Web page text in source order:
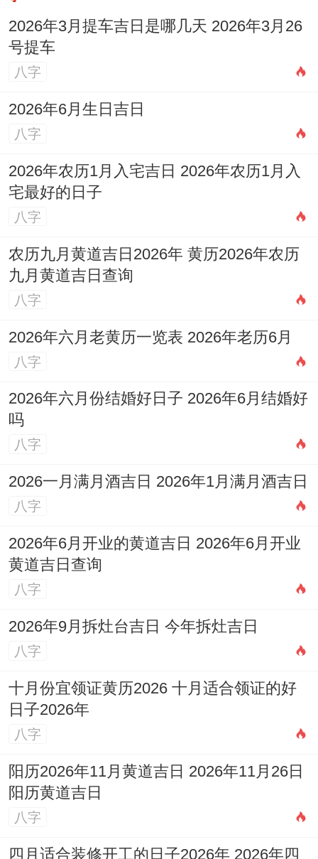
3.禁忌生肖相冲者主祭
生肖对冲：若当日冲煞生肖为虎，属猴者应
化解方式：可委托家人代祭~或佩戴本命护
身符后再行参与。
透过精准择日跟严谨仪轨、信徒可借天地之
力强化祈愿效能.
建议提前三日斋戒净心、祭拜时默想土地公
慈祥法相 - 方能达到「心诚则灵」的最高境
界...
2026年3月提车吉日是哪几天 2026年3月26
号提车
八字
2026年6月生日吉日
八字
2026年农历1月入宅吉日 2026年农历1月入
宅最好的日子
八字
农历九月黄道吉日2026年 黄历2026年农历
九月黄道吉日查询
八字
2026年六月老黄历一览表 2026年老历6月
八字
2026年六月份结婚好日子 2026年6月结婚好
吗
八字
2026一月满月酒吉日 2026年1月满月酒吉日
八字
2026年6月开业的黄道吉日 2026年6月开业
黄道吉日查询
八字
2026年9月拆灶台吉日 今年拆灶吉日
八字
十月份宜领证黄历2026 十月适合领证的好
日子2026年
八字
阳历2026年11月黄道吉日 2026年11月26日
阳历黄道吉日
八字
四月适合装修开工的日子2026年 2026年四